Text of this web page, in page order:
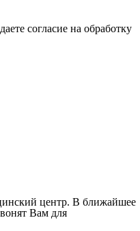
согласие на обработку
центр. В ближайшее
Вам для